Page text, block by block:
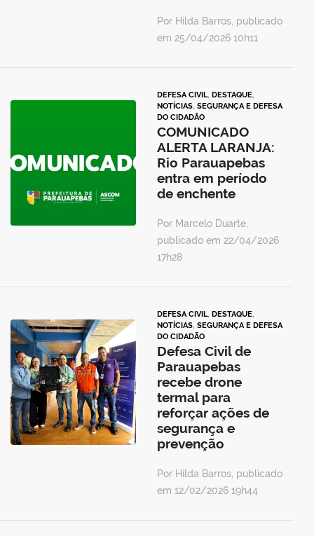
Por Hilda Barros, publicado
em 25/04/2026 10h11
DEFESA CIVIL, DESTAQUE,
NOTÍCIAS, SEGURANÇA E DEFESA
DO CIDADÃO
COMUNICADO
ALERTA LARANJA:
Rio Parauapebas
entra em período
de enchente
Por Marcelo Duarte,
publicado em 22/04/2026
17h28
DEFESA CIVIL, DESTAQUE,
NOTÍCIAS, SEGURANÇA E DEFESA
DO CIDADÃO
Defesa Civil de
Parauapebas
recebe drone
termal para
reforçar ações de
segurança e
prevenção
Por Hilda Barros, publicado
em 12/02/2026 19h44